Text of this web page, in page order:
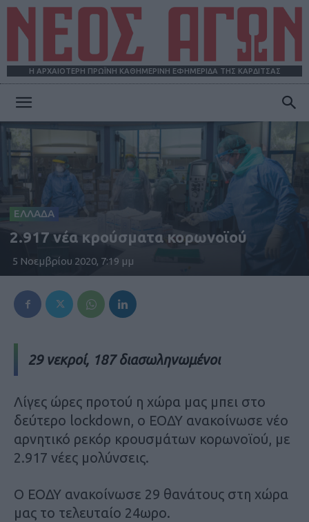
Η ΑΡΧΑΙΟΤΕΡΗ ΠΡΩΪΝΗ ΚΑΘΗΜΕΡΙΝΗ ΕΦΗΜΕΡΙΔΑ ΤΗΣ ΚΑΡΔΙΤΣΑΣ
ΑΓΩΝ
ΕΛΛΑΔΑ
2.917 νέα κρούσματα κορωνοϊού
5 Νοεμβρίου 2020, 7:19 μμ
29 νεκροί, 187 διασωληνωμένοι
Λίγες ώρες προτού η χώρα μας μπει στο
δεύτερο lockdown, ο ΕΟΔΥ ανακοίνωσε νέο
αρνητικό ρεκόρ κρουσμάτων κορωνοϊού, με
2.917 νέες μολύνσεις.
Ο ΕΟΔΥ ανακοίνωσε 29 θανάτους στη χώρα
μας το τελευταίο 24ωρο.